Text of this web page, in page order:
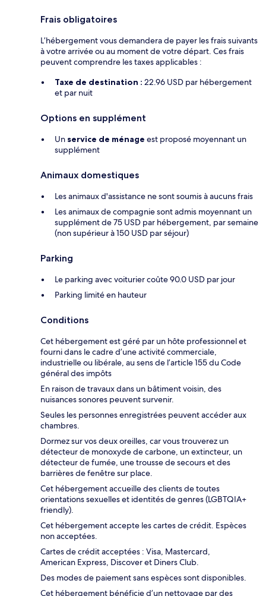
Frais obligatoires
L’hébergement vous demandera de payer les frais suivants
à votre arrivée ou au moment de votre départ. Ces frais
peuvent comprendre les taxes applicables :
Taxe de destination : 22.96 USD par hébergement
et par nuit
Options en supplément
Un service de ménage est proposé moyennant un
supplément
Animaux domestiques
Les animaux d'assistance ne sont soumis à aucuns frais
Les animaux de compagnie sont admis moyennant un
supplément de 75 USD par hébergement, par semaine
(non supérieur à 150 USD par séjour)
Parking
Le parking avec voiturier coûte 90.0 USD par jour
Parking limité en hauteur
Conditions
Cet hébergement est géré par un hôte professionnel et
fourni dans le cadre d’une activité commerciale,
industrielle ou libérale, au sens de l’article 155 du Code
général des impôts
En raison de travaux dans un bâtiment voisin, des
nuisances sonores peuvent survenir.
Seules les personnes enregistrées peuvent accéder aux
chambres.
Dormez sur vos deux oreilles, car vous trouverez un
détecteur de monoxyde de carbone, un extincteur, un
détecteur de fumée, une trousse de secours et des
barrières de fenêtre sur place.
Cet hébergement accueille des clients de toutes
orientations sexuelles et identités de genres (LGBTQIA+
friendly).
Cet hébergement accepte les cartes de crédit. Espèces
non acceptées.
Cartes de crédit acceptées : Visa, Mastercard,
American Express, Discover et Diners Club.
Des modes de paiement sans espèces sont disponibles.
Cet hébergement bénéficie d’un nettoyage par des